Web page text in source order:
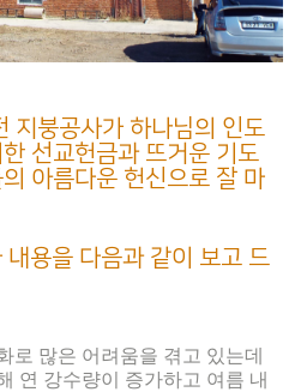
지붕공사가 하나님의 인도
선교헌금과 뜨거운 기도
아름다운 헌신으로 잘 마
내용을 다음과 같이 보고 드
로 많은 어려움을 겪고 있는데
연 강수량이 증가하고 여름 내